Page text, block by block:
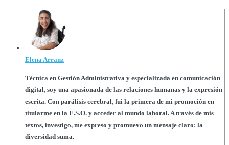
Elena Arranz
Técnica en Gestión Administrativa y especializada en comunicación
digital, soy una apasionada de las relaciones humanas y la expresión
escrita. Con parálisis cerebral, fui la primera de mi promoción en
titularme en la E.S.O. y acceder al mundo laboral. A través de mis
textos, investigo, me expreso y promuevo un mensaje claro: la
diversidad suma.